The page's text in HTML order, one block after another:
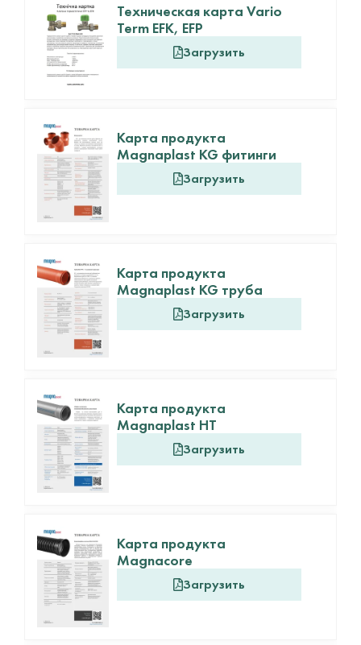
Техническая карта Vario
Term EFK, EFP
Загрузить
Карта продукта
Magnaplast KG фитинги
Загрузить
Карта продукта
Magnaplast KG труба
Загрузить
Карта продукта
Magnaplast HT
Загрузить
Карта продукта
Magnacore
Загрузить